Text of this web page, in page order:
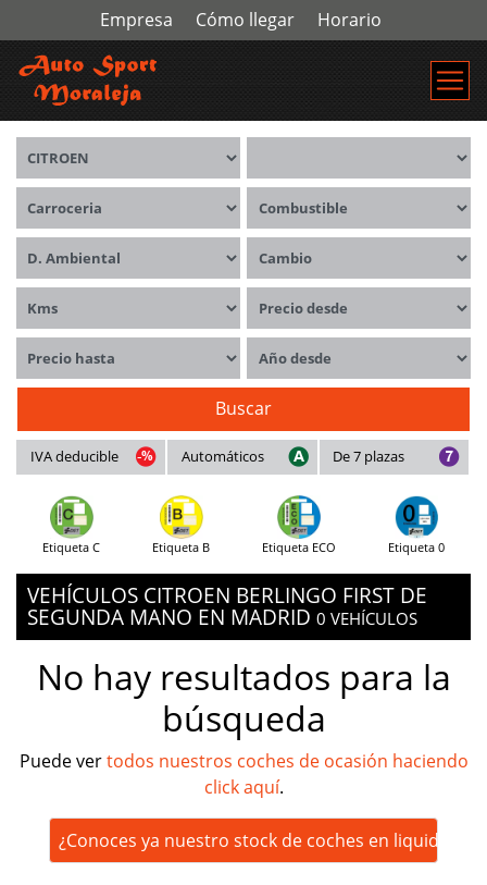
Empresa Cómo llegar Horario
Marca
Carrocerías Combustible
Distintivo ambiental Cambio
Kms Precio desde
Precio hasta Año desde
Buscar
IVA deducible Automáticos De 7 plazas
Etiqueta C Etiqueta B Etiqueta ECO Etiqueta 0
VEHÍCULOS CITROEN BERLINGO FIRST DE
SEGUNDA MANO EN MADRID 0 VEHÍCULOS
No hay resultados para la
búsqueda
Puede vertodos nuestros coches de ocasión haciendo
click aquí.
¿Conoces ya nuestro stock de coches en